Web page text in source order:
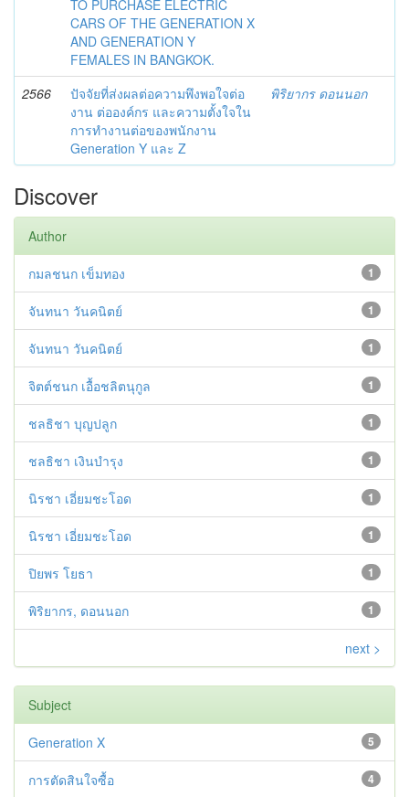
TO PURCHASE ELECTRIC
CARS OF THE GENERATION X
AND GENERATION Y
FEMALES IN BANGKOK.
2566
ปัจจัยที่ส่งผลต่อความพึงพอใจต่อ
งาน ต่อองค์กร และความตั้งใจใน
การทำงานต่อของพนักงาน
Generation Y และ Z
พิริยากร ดอนนอก
Discover
Author
1
กมลชนก เข็มทอง
1
จันทนา วันคนิตย์
1
จันทนา วันคนิตย์
1
จิตต์ชนก เอื้อชลิตนุกูล
1
ชลธิชา บุญปลูก
1
ชลธิชา เงินบำรุง
1
นิรชา เอี่ยมชะโอด
1
นิรชา เอี่ยมชะโอด
1
ปิยพร โยธา
1
พิริยากร, ดอนนอก
next >
Subject
5
Generation X
4
การตัดสินใจซื้อ